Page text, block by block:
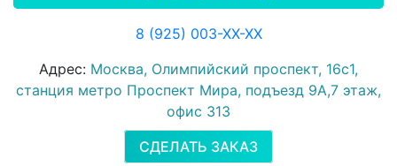
8 (925) 003-ХХ-ХХ
Адрес: Москва, Олимпийский проспект, 16с1,
станция метро Проспект Мира, подъезд 9А,7 этаж,
офис 313
СДЕЛАТЬ ЗАКАЗ